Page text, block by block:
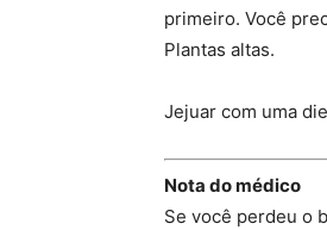
primeiro. Você
Plantas altas.
Jejuar com uma
Nota do médico
Se você perdeu o